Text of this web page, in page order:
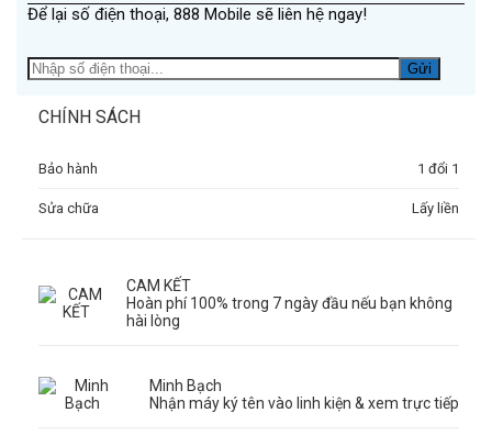
Để lại số điện thoại, 888 Mobile sẽ liên hệ ngay!
CHÍNH SÁCH
Bảo hành 1 đổi 1
Sửa chữa Lấy liền
CAM KẾT
Hoàn phí 100% trong 7 ngày đầu nếu bạn không
hài lòng
Minh Bạch
Nhận máy ký tên vào linh kiện & xem trực tiếp